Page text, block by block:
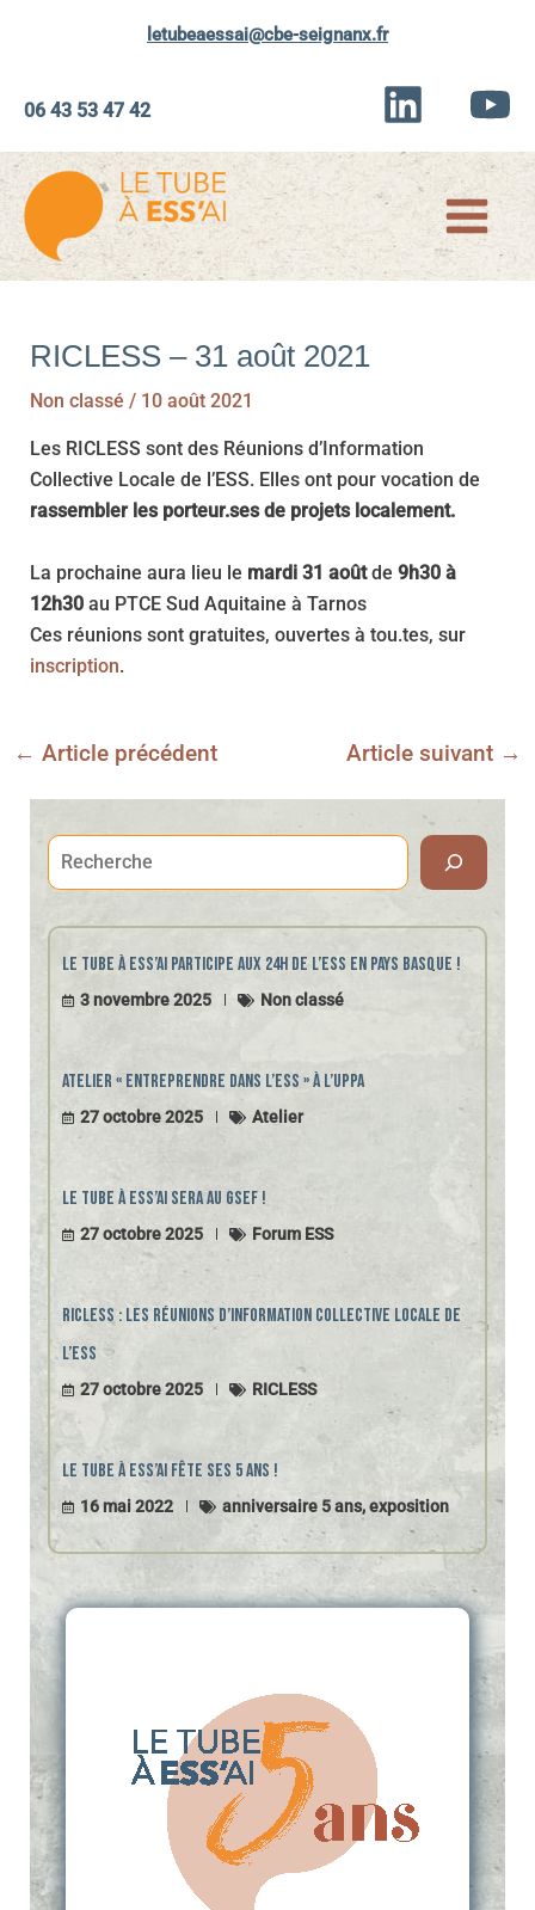
letubeaessai@cbe-seignanx.fr
06 43 53 47 42
Main
RICLESS – 31 août 2021
Non classé / 10 août 2021
Les RICLESS sont des Réunions d’Information
Collective Locale de l’ESS. Elles ont pour vocation de
rassembler les porteur.ses de projets localement.
La prochaine aura lieu le mardi 31 aoûtde 9h30 à
12h30au PTCE Sud Aquitaine à Tarnos
Ces réunions sont gratuites, ouvertes à tou.tes, sur
inscription.
Navigation
← Article précédent Article suivant →
R
e
c
Le Tube à ESS’ai participe aux 24h de l’ESS en Pays Basque !
3 novembre 2025 Non classé
Atelier « Entreprendre dans l’ESS » à l’UPPA
27 octobre 2025 Atelier
Le Tube à ESS’ai sera au GSEF !
27 octobre 2025 Forum ESS
RICLESS : les Réunions d’Information Collective Locale de
l’ESS
27 octobre 2025 RICLESS
Le Tube à ESS’ai fête ses 5 ans !
16 mai 2022 anniversaire 5 ans,exposition